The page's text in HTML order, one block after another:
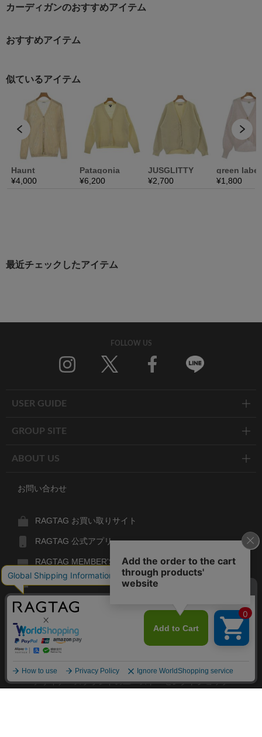
カーディガンのおすすめアイテム
おすすめアイテム
最近チェックしたアイテム
FOLLOW US
USER GUIDE
GROUP SITE
ABOUT US
お問い合わせ
RAGTAG お買い取りサイト
RAGTAG 公式アプリ
RAGTAG MEMBER'S CARD
RAGTAG MAGAZINE
RAGTAG Global
RAGTAG
デザイナーズブランドのユーズド・セレクトショップ